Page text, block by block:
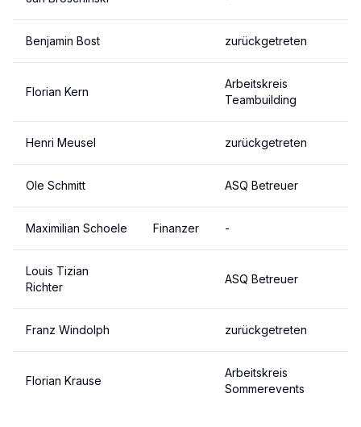
Benjamin Bost zurückgetreten
Florian Kern
Arbeitskreis
Teambuilding
Henri Meusel zurückgetreten
Ole Schmitt ASQ Betreuer
Maximilian Schoele Finanzer -
Louis Tizian
Richter
ASQ Betreuer
Franz Windolph zurückgetreten
Florian Krause
Arbeitskreis
Sommerevents